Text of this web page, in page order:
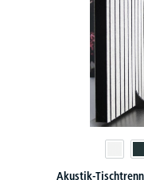
Akustik-